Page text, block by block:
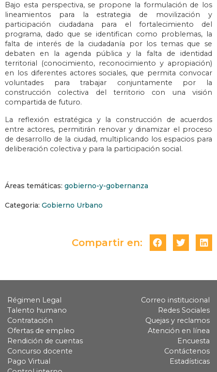
Bajo esta perspectiva, se propone la formulación de los
lineamientos para la estrategia de movilización y
participación ciudadana para el fortalecimiento del
programa, dado que se identifican como problemas, la
falta de interés de la ciudadanía por los temas que se
debaten en la agenda pública y la falta de identidad
territorial (conocimiento, reconocimiento y apropiación)
en los diferentes actores sociales, que permita convocar
voluntades para trabajar conjuntamente por la
construcción colectiva del territorio con una visión
compartida de futuro.
La reflexión estratégica y la construcción de acuerdos
entre actores, permitirán renovar y dinamizar el proceso
de desarrollo de la ciudad, multiplicando los espacios para
deliberación colectiva y para la participación social.
Áreas temáticas: gobierno-y-gobernanza
Categoria: Gobierno Urbano
Compartir en:
Régimen Legal
Talento humano
Contratación
Ofertas de empleo
Rendición de cuentas
Concurso docente
Pago Virtual
Correo institucional
Redes Sociales
Quejas y reclamos
Atención en línea
Encuesta
Contáctenos
Estadísticas